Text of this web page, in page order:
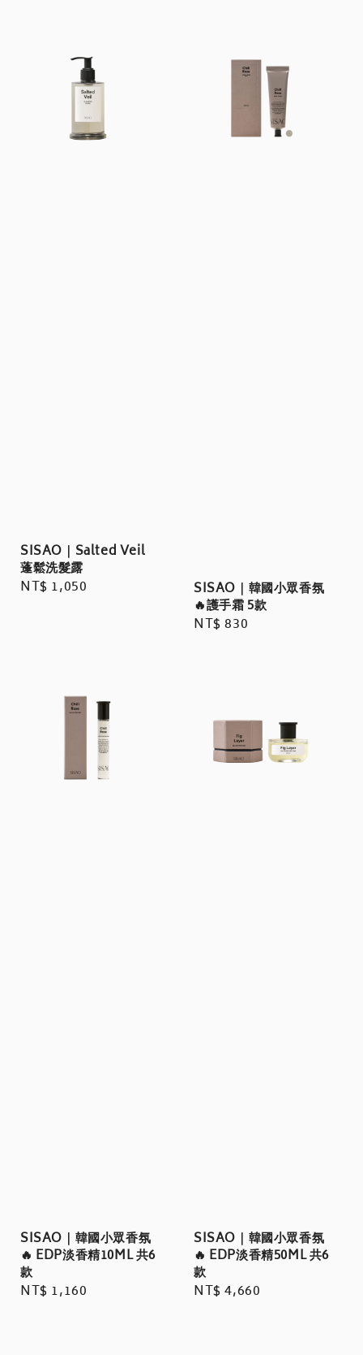
SISAO｜Salted Veil
蓬鬆洗髮露
Regular
NT$ 1,050 SISAO｜韓國小眾香氛
🔥護手霜 5款
Regular
NT$ 830
SISAO｜韓國小眾香氛
🔥 EDP淡香精10ML 共6
款
Regular
NT$ 1,160
SISAO｜韓國小眾香氛
🔥 EDP淡香精50ML 共6
款
Regular
NT$ 4,660